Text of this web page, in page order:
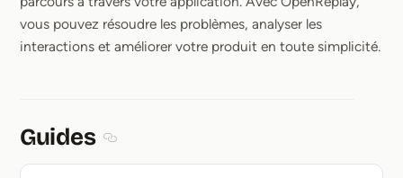
vous pouvez résoudre les problèmes, analyser les
interactions et améliorer votre produit en toute simplicité.
Guides